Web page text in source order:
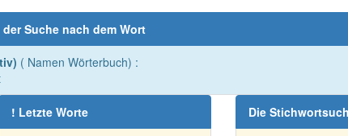
Suche nach dem Wort
( Namen Wörterbuch) :
! Letzte Worte Die